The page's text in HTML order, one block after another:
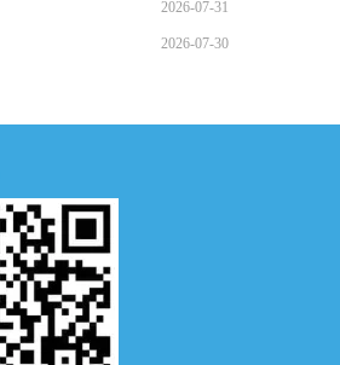
2026-07-31
2026-07-30